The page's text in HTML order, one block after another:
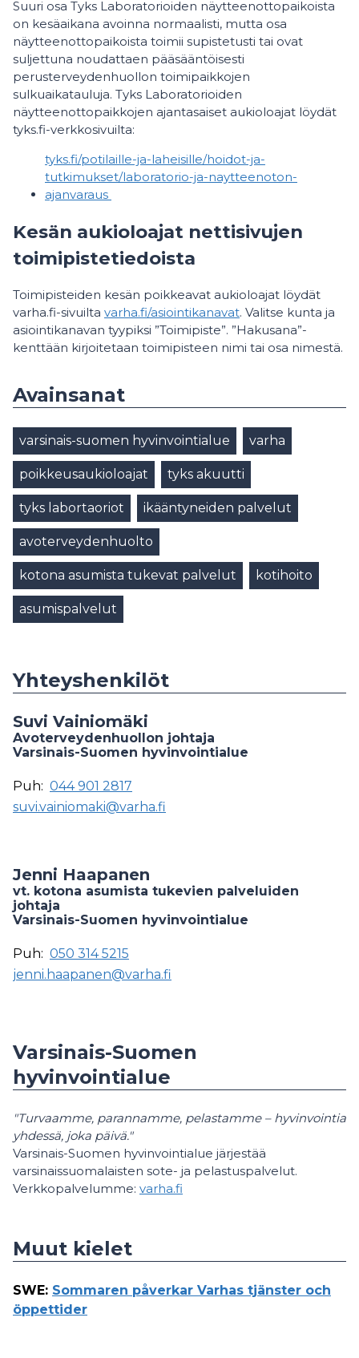
Suuri osa Tyks Laboratorioiden näytteenottopaikoista
on kesäaikana avoinna normaalisti, mutta osa
näytteenottopaikoista toimii supistetusti tai ovat
suljettuna noudattaen pääsääntöisesti
perusterveydenhuollon toimipaikkojen
sulkuaikatauluja. Tyks Laboratorioiden
näytteenottopaikkojen ajantasaiset aukioloajat löydät
tyks.fi-verkkosivuilta:
tyks.fi/potilaille-​ja-laheisille/hoidot-​ja-
tutkimukset/laboratorio-​ja-naytteenoton-
ajanvaraus
Kesän aukioloajat nettisivujen
toimipistetiedoista
Toimipisteiden kesän poikkeavat aukioloajat löydät
varha.fi-sivuilta varha.fi/asiointikanavat. Valitse kunta ja
asiointikanavan tyypiksi ”Toimipiste”. ”Hakusana”-
kenttään kirjoitetaan toimipisteen nimi tai osa nimestä.
Avainsanat
varsinais-suomen hyvinvointialue varha
poikkeusaukioloajat tyks akuutti
tyks labortaoriot ikääntyneiden palvelut
avoterveydenhuolto
kotona asumista tukevat palvelut kotihoito
asumispalvelut
Yhteyshenkilöt
Suvi Vainiomäki
Avoterveydenhuollon johtaja
Varsinais-Suomen hyvinvointialue
Puh: 044 901 2817
suvi.vainiomaki@varha.fi
Jenni Haapanen
vt. kotona asumista tukevien palveluiden
johtaja
Varsinais-Suomen hyvinvointialue
Puh: 050 314 5215
jenni.haapanen@varha.fi
Varsinais-Suomen
hyvinvointialue
"Turvaamme, parannamme, pelastamme – hyvinvointia
yhdessä, joka päivä."
Varsinais-Suomen hyvinvointialue järjestää
varsinaissuomalaisten sote- ja pelastuspalvelut.
Verkkopalvelumme: varha.fi
Muut kielet
SWE: Sommaren påverkar Varhas tjänster och
öppettider